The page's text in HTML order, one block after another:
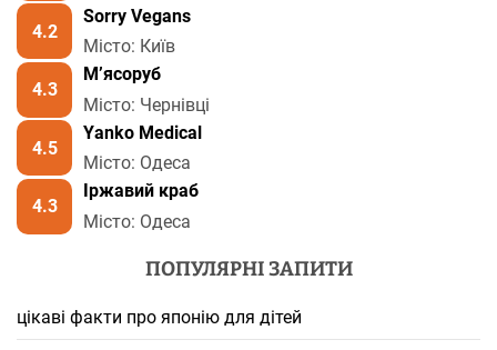
4.2
Sorry Vegans
Місто: Київ
4.3
М’ясоруб
Місто: Чернівці
4.5
Yanko Medical
Місто: Одеса
4.3
Іржавий краб
Місто: Одеса
ПОПУЛЯРНІ ЗАПИТИ
цікаві факти про японію для дітей